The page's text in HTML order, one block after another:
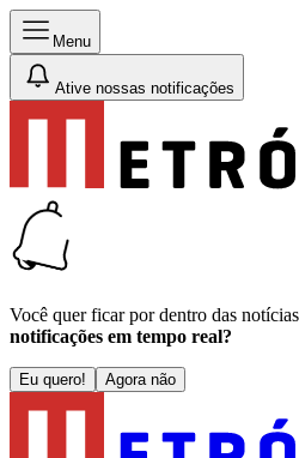
Menu
Ative nossas notificações
Você quer ficar por dentro das
notificações em tempo real?
Eu quero! Agora não